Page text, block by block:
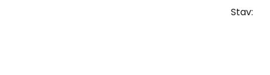
Stav: